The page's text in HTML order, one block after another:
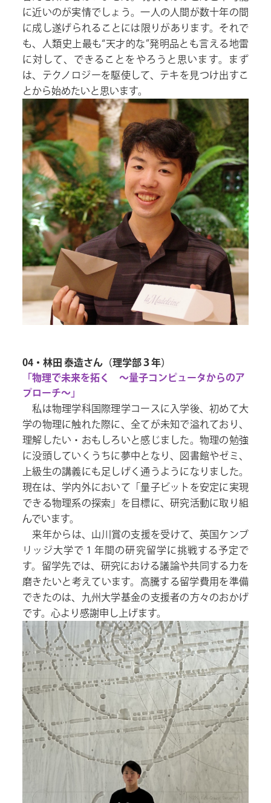
に近いのが実情でしょう。一人の人間が数十年の間
に成し遂げられることには限りがあります。それで
も、人類史上最も“天才的な”発明品とも言える地雷
に対して、できることをやろうと思います。まず
は、テクノロジーを駆使して、テキを見つけ出すこ
とから始めたいと思います。
04・林田 泰造さん（理学部３年）
「物理で未来を拓く ～量子コンピュータからのア
プローチ～」
私は物理学科国際理学コースに入学後、初めて大
学の物理に触れた際に、全てが未知で溢れており、
理解したい・おもしろいと感じました。物理の勉強
に没頭していくうちに夢中となり、図書館やゼミ、
上級生の講義にも足しげく通うようになりました。
現在は、学内外において「量子ビットを安定に実現
できる物理系の探索」を目標に、研究活動に取り組
んでいます。
来年からは、山川賞の支援を受けて、英国ケンブ
リッジ大学で１年間の研究留学に挑戦する予定で
す。留学先では、研究における議論や共同する力を
磨きたいと考えています。高騰する留学費用を準備
できたのは、九州大学基金の支援者の方々のおかげ
です。心より感謝申し上げます。